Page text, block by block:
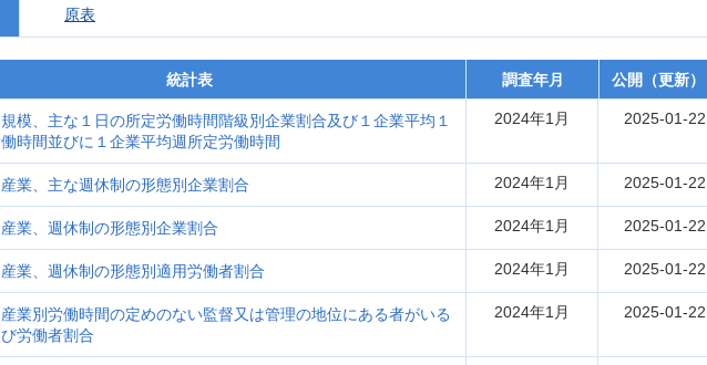
原表
統計表 調査年月 公開（更新）
模、主な１日の所定労働時間階級別企業割合及び１企業平均１
時間並びに１企業平均週所定労働時間
2024年1月 2025-01-22
業、主な週休制の形態別企業割合 2024年1月 2025-01-22
業、週休制の形態別企業割合 2024年1月 2025-01-22
業、週休制の形態別適用労働者割合 2024年1月 2025-01-22
業別労働時間の定めのない監督又は管理の地位にある者がいる
労働者割合
2024年1月 2025-01-22